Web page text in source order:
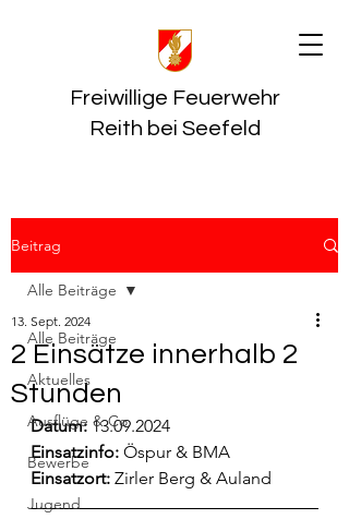
Freiwillige Feuerwehr
Reith bei Seefeld
Beitrag
Alle Beiträge
Aktuelles
Ausflüge & Co
Bewerbe
Jugend
Alle Beiträge
2 Einsätze innerhalb 2
Stunden
13. Sept. 2024
Datum: 13.09.2024
Einsatzinfo: Öspur & BMA
Einsatzort: Zirler Berg & Auland